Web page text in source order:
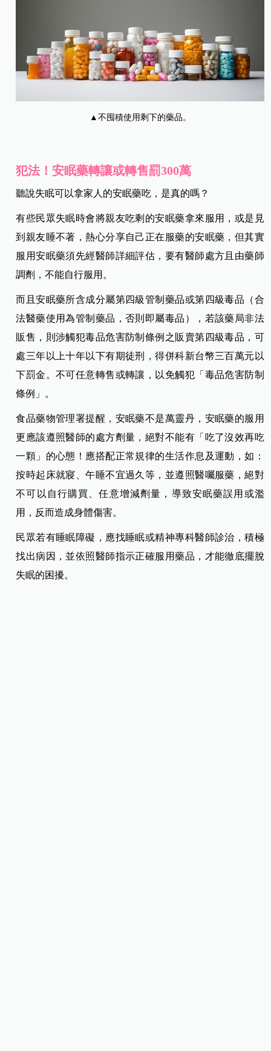
▲不囤積使用剩下的藥品。
犯法！安眠藥轉讓或轉售罰300萬
聽說失眠可以拿家人的安眠藥吃，是真的嗎？
有些民眾失眠時會將親友吃剩的安眠藥拿來服用，或是見
到親友睡不著，熱心分享自己正在服藥的安眠藥，但其實
服用安眠藥須先經醫師詳細評估，要有醫師處方且由藥師
調劑，不能自行服用。
而且安眠藥所含成分屬第四級管制藥品或第四級毒品（合
法醫藥使用為管制藥品，否則即屬毒品），若該藥局非法
販售，則涉觸犯毒品危害防制條例之販賣第四級毒品，可
處三年以上十年以下有期徒刑，得併科新台幣三百萬元以
下罰金。不可任意轉售或轉讓，以免觸犯「毒品危害防制
條例」。
食品藥物管理署提醒，安眠藥不是萬靈丹，安眠藥的服用
更應該遵照醫師的處方劑量，絕對不能有「吃了沒效再吃
一顆」的心態！應搭配正常規律的生活作息及運動，如：
按時起床就寢、午睡不宜過久等，並遵照醫囑服藥，絕對
不可以自行購買、任意增減劑量，導致安眠藥誤用或濫
用，反而造成身體傷害。
民眾若有睡眠障礙，應找睡眠或精神專科醫師診治，積極
找出病因，並依照醫師指示正確服用藥品，才能徹底擺脫
失眠的困擾。